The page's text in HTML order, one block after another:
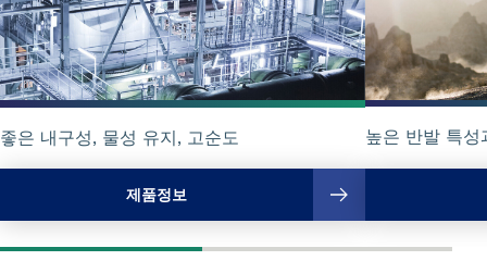
좋은 내구성, 물성 유지, 고순도
제품정보
높은 반발 특성